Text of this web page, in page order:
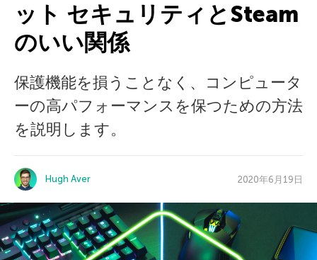
ット セキュリティとSteam
のいい関係
保護機能を損うことなく、コンピュータ
ーの高パフォーマンスを保つための方法
を説明します。
Hugh Aver 2020年6月19日